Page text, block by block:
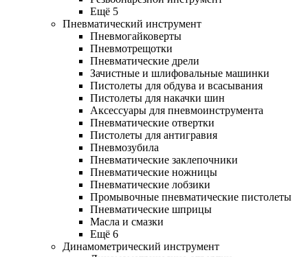
Ещё 5
Пневматический инструмент
Пневмогайковерты
Пневмотрещотки
Пневматические дрели
Зачистные и шлифовальные машинки
Пистолеты для обдува и всасывания
Пистолеты для накачки шин
Аксессуары для пневмоинструмента
Пневматические отвертки
Пистолеты для антигравия
Пневмозубила
Пневматические заклепочники
Пневматические ножницы
Пневматические лобзики
Промывочные пневматические пистолеты
Пневматические шприцы
Масла и смазки
Ещё 6
Динамометрический инструмент